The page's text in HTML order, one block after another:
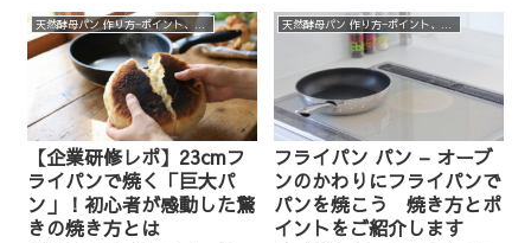
ょっとしたあこがれかもしれま
せんね。 今日はそんなハーブの
お話をしてみたいと思います。
くなる理由？なんてある？ 私は
あります（笑） 今日はそんなハ
プニングがあった時の対処法...
天然酵母パン 作り方−ポイント、実験、裏話など
【企業研修レポ】23cmフ
ライパンで焼く「巨大パ
ン」！初心者が感動した驚
きの焼き方とは
フライパン パン – オーブ
ンのかわりにフライパンで
パンを焼こう 焼き方とポ
イントをご紹介します